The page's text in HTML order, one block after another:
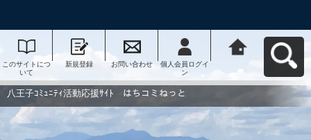
このサイトにつ
いて
新規登録 お問い合わせ
個人会員ログイ
ン
動応援ｻｲﾄ はち
コミねっとへ戻
八王子ｺﾐｭﾆﾃｨ活動応援ｻｲﾄ はちコミねっと